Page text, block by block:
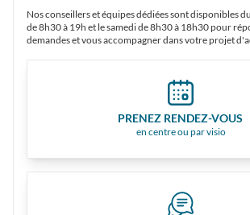
Nos conseillers et équipes dédiées sont disponibles
de 8h30 à 19h et le samedi de 8h30 à 18h30 pour
demandes et vous accompagner dans votre projet
PRENEZ RENDEZ-VOUS
en centre ou par visio